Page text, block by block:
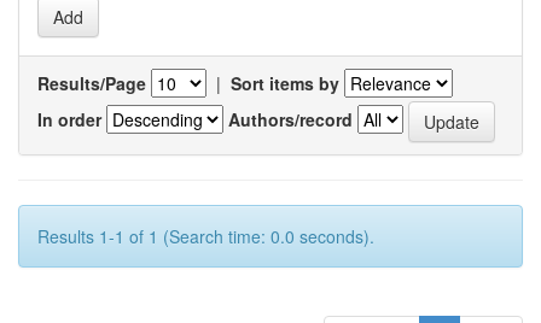
Results/Page | Sort items by
In order
Authors/record
Results 1-1 of 1 (Search time: 0.0 seconds).